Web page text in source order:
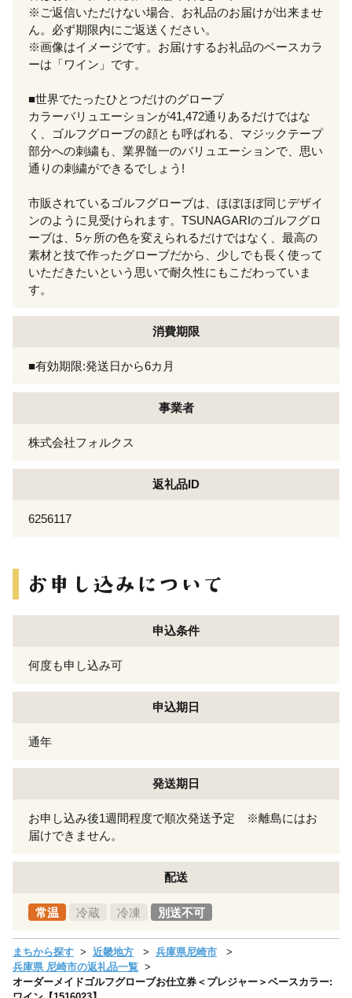
※ご返信いただけない場合、お礼品のお届けが出来ませ
ん。必ず期限内にご返送ください。
※画像はイメージです。お届けするお礼品のベースカラ
ーは「ワイン」です。
■世界でたったひとつだけのグローブ
カラーバリュエーションが41,472通りあるだけではな
く、ゴルフグローブの顔とも呼ばれる、マジックテープ
部分への刺繍も、業界髄一のバリュエーションで、思い
通りの刺繍ができるでしょう!
市販されているゴルフグローブは、ほぼほぼ同じデザイ
ンのように見受けられます。TSUNAGARIのゴルフグロ
ーブは、5ヶ所の色を変えられるだけではなく、最高の
素材と技で作ったグローブだから、少しでも長く使って
いただきたいという思いで耐久性にもこだわっていま
す。
消費期限
■有効期限:発送日から6カ月
事業者
株式会社フォルクス
返礼品ID
6256117
申込条件
何度も申し込み可
申込期日
通年
発送期日
お申し込み後1週間程度で順次発送予定 ※離島にはお
届けできません。
配送
常温 冷蔵 冷凍 別送不可
まちから探す 近畿地方
兵庫県尼崎市
兵庫県 尼崎市の返礼品一覧
オーダーメイドゴルフグローブお仕立券＜プレジャー＞ベースカラー: